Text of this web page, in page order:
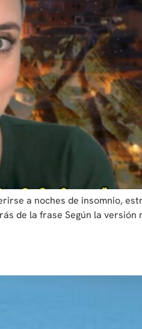
a noches de insomnio,
de la frase Según la